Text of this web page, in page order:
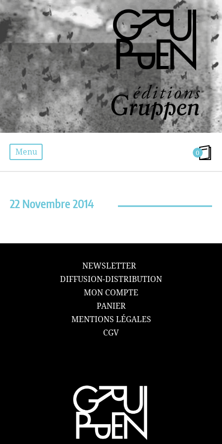
Menu 0
22 Novembre 2014
NEWSLETTER
DIFFUSION-DISTRIBUTION
MON COMPTE
PANIER
MENTIONS LÉGALES
CGV